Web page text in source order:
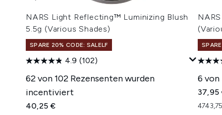
NARS Light Reflecting™ Luminizing Blush
5.5g (Various Shades)
SPARE 20% CODE: SALELF
4.9 (102)
62 von 102 Rezensenten wurden
incentiviert
40,25 €
6
37,95